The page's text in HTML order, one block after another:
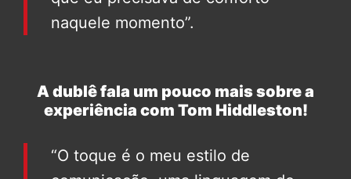
naquele momento”.
A dublê fala um pouco mais sobre a
experiência com Tom Hiddleston!
“O toque é o meu estilo de